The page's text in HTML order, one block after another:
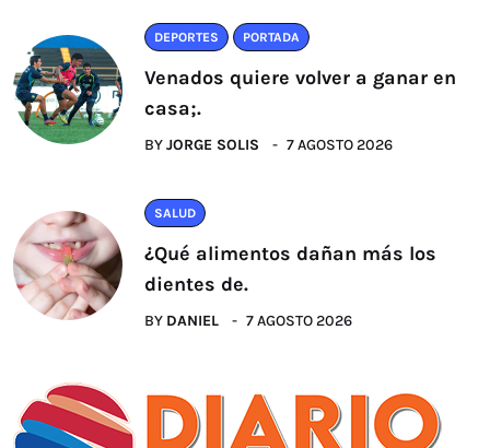
DEPORTES PORTADA
Venados quiere volver a ganar en
casa;.
BYJORGE SOLIS 7 AGOSTO 2026
SALUD
¿Qué alimentos dañan más los
dientes de.
BY DANIEL 7 AGOSTO 2026